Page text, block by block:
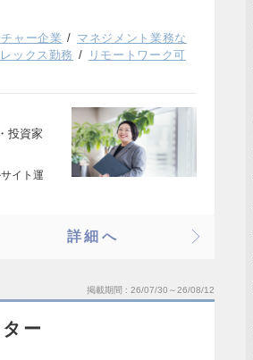
ャー企業
マネジメント業務な
ックス勤務
リモートワーク可
投資家
イト運
詳細へ
掲載期間 26/07/30～26/08/12
ー